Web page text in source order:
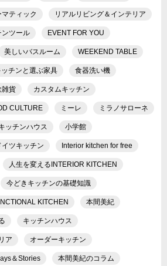
マティック リアルリビング＆インテリア
ンツール EVENT FOR YOU
美しいバスルーム WEEKEND TABLE
ッチンと選ぶ家具 食器洗い機
雑貨 カスタムキッチン
CULTURE ミーレ ミラノサローネ
ッチンハウス 小学館
イツキッチン Interior kitchen for free
人生を変えるINTERIOR KITCHEN
今どきキッチンの基礎知識
KITCHEN 本間美紀
キッチンハウス
ア オーダーキッチン
＆Stories 本間美紀のコラム